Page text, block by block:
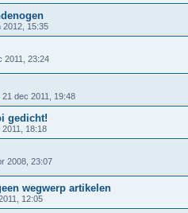
2012, 15:35
2011, 23:24
21 dec 2011, 19:48
gedicht!
18:18
2008, 23:07
wegwerp artikelen
12:05